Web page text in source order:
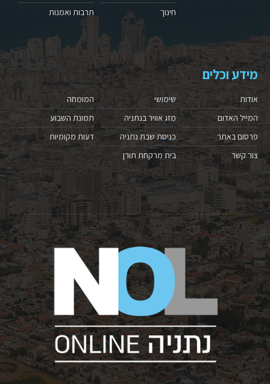
חינוך
תרבות ואמנות
מידע וכלים
אודות
המייל האדום
פרסום באתר
צור קשר
שימושי
מזג אוויר בנתניה
כניסת שבת נתניה
בית מרקחת תורן
המומחה
תמונת השבוע
דעות מקומיות